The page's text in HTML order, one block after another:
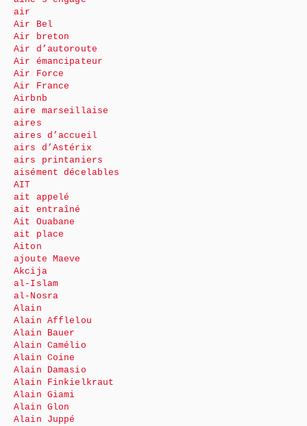
air
Air Bel
Air breton
Air d’autoroute
Air émancipateur
Air Force
Air France
Airbnb
aire marseillaise
aires
aires d’accueil
airs d’Astérix
airs printaniers
aisément décelables
AIT
ait appelé
ait entraîné
Ait Ouabane
ait place
Aiton
ajoute Maeve
Akcija
al-Islam
al-Nosra
Alain
Alain Afflelou
Alain Bauer
Alain Camélio
Alain Coine
Alain Damasio
Alain Finkielkraut
Alain Giami
Alain Glon
Alain Juppé